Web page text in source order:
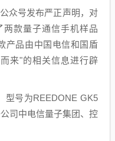
众号发布严正声明，对
款量子通信手机样品
产品由中国电信和国盾
来"的相关信息进行辟
型号为REEDONE GK5
司中电信量子集团、控